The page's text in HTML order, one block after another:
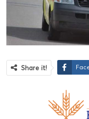
Share it!